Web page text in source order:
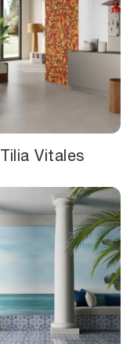
Tilia Vitales